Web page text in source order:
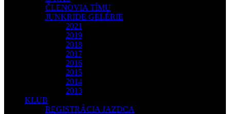
ČLENOVIA TÍMU
JUNKRIDE GELÉRIE
2021
2019
2018
2017
2016
2015
2014
2013
KLUB
REGISTRÁCIA JAZDCA